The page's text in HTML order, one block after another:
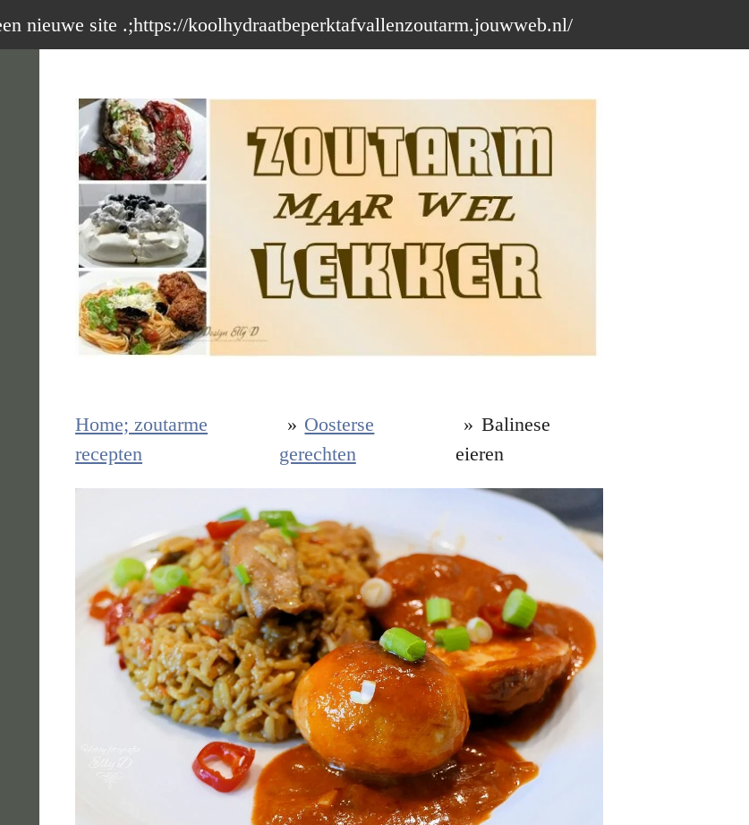
nieuwe site .;https://koolhydraatbeperktafvallenzoutarm.jouwweb.nl/
Home; zoutarme
recepten
» Oosterse
gerechten
» Balinese
eieren